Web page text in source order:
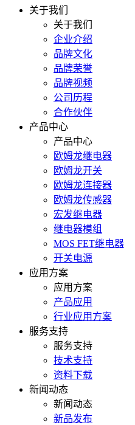
关于我们
关于我们
企业介绍
品牌文化
品牌荣誉
品牌视频
公司历程
合作伙伴
产品中心
产品中心
欧姆龙继电器
欧姆龙开关
欧姆龙连接器
欧姆龙传感器
宏发继电器
继电器模组
MOS FET继电器
开关电源
应用方案
应用方案
产品应用
行业应用方案
服务支持
服务支持
技术支持
资料下载
新闻动态
新闻动态
新品发布